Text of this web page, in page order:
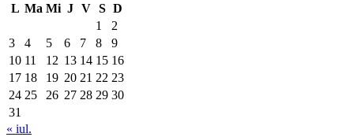
L Ma Mi J V S D
1
2
3
4 5 6 7 8
9
10 11 12 13 14 15 16
17 18 19 20 21 22 23
24 25 26 27 28 29 30
31
« iul.